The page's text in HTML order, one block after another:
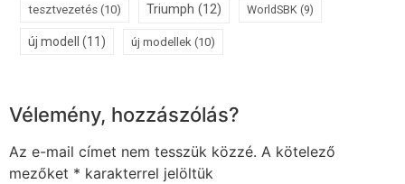
tesztvezetés (10) Triumph (12) WorldSBK (9)
új modell (11) új modellek (10)
Vélemény, hozzászólás?
Az e-mail címet nem tesszük közzé. A kötelező
mezőket * karakterrel jelöltük